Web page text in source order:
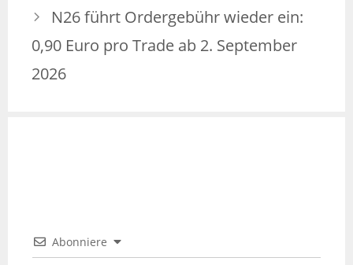
N26 führt Ordergebühr wieder ein:
0,90 Euro pro Trade ab 2. September
2026
Abonniere